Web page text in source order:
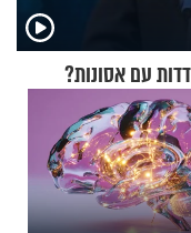
עם אסונות?